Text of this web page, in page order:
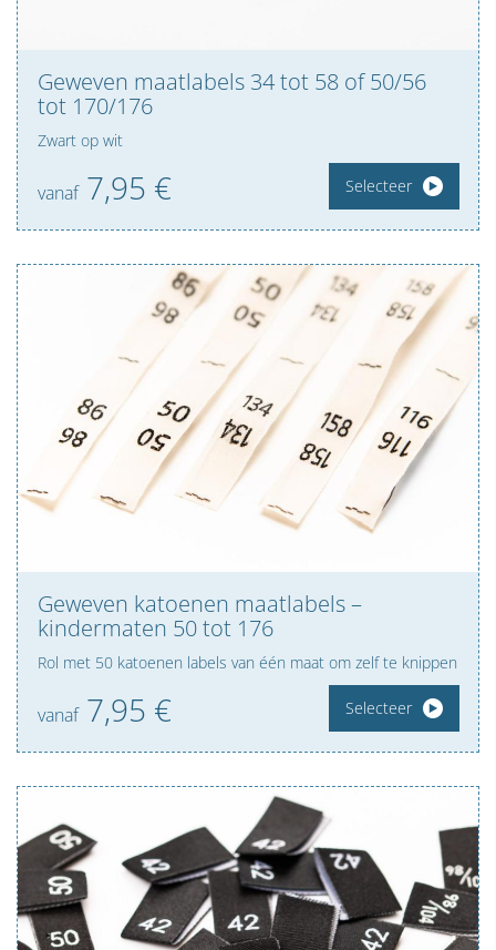
Geweven maatlabels 34 tot 58 of 50/56
tot 170/176
Zwart op wit
vanaf 7,95 € Selecteer
Geweven katoenen maatlabels –
kindermaten 50 tot 176
Rol met 50 katoenen labels van één maat om zelf te knippen
vanaf 7,95 € Selecteer